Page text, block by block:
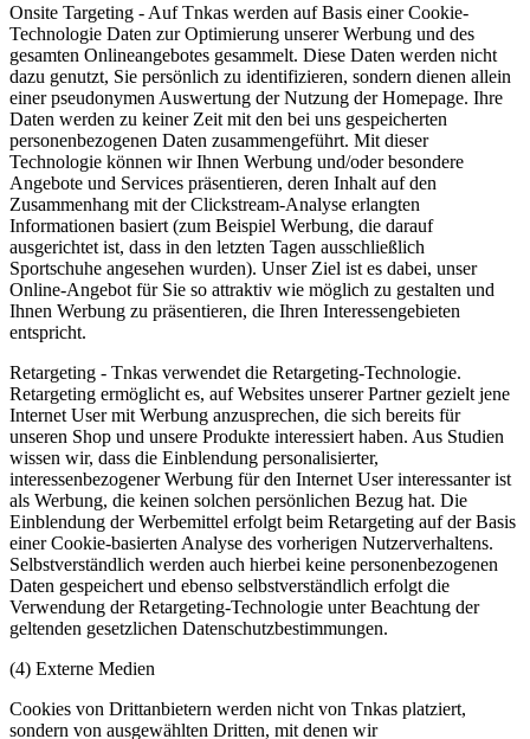
Onsite Targeting - Auf Tnkas werden auf Basis einer Cookie-
Technologie Daten zur Optimierung unserer Werbung und des
gesamten Onlineangebotes gesammelt. Diese Daten werden nicht
dazu genutzt, Sie persönlich zu identifizieren, sondern dienen allein
einer pseudonymen Auswertung der Nutzung der Homepage. Ihre
Daten werden zu keiner Zeit mit den bei uns gespeicherten
personenbezogenen Daten zusammengeführt. Mit dieser
Technologie können wir Ihnen Werbung und/oder besondere
Angebote und Services präsentieren, deren Inhalt auf den
Zusammenhang mit der Clickstream-Analyse erlangten
Informationen basiert (zum Beispiel Werbung, die darauf
ausgerichtet ist, dass in den letzten Tagen ausschließlich
Sportschuhe angesehen wurden). Unser Ziel ist es dabei, unser
Online-Angebot für Sie so attraktiv wie möglich zu gestalten und
Ihnen Werbung zu präsentieren, die Ihren Interessengebieten
entspricht.
Retargeting - Tnkas verwendet die Retargeting-Technologie.
Retargeting ermöglicht es, auf Websites unserer Partner gezielt jene
Internet User mit Werbung anzusprechen, die sich bereits für
unseren Shop und unsere Produkte interessiert haben. Aus Studien
wissen wir, dass die Einblendung personalisierter,
interessenbezogener Werbung für den Internet User interessanter ist
als Werbung, die keinen solchen persönlichen Bezug hat. Die
Einblendung der Werbemittel erfolgt beim Retargeting auf der Basis
einer Cookie-basierten Analyse des vorherigen Nutzerverhaltens.
Selbstverständlich werden auch hierbei keine personenbezogenen
Daten gespeichert und ebenso selbstverständlich erfolgt die
Verwendung der Retargeting-Technologie unter Beachtung der
geltenden gesetzlichen Datenschutzbestimmungen.
(4) Externe Medien
Cookies von Drittanbietern werden nicht von Tnkas platziert,
sondern von ausgewählten Dritten, mit denen wir